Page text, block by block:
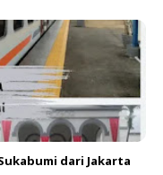
dari Jakarta